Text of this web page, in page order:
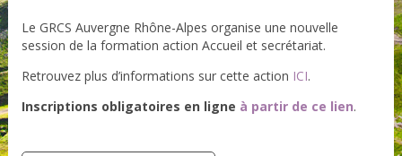
Le GRCS Auvergne Rhône-Alpes organise une nouvelle
session de la formation action Accueil et secrétariat.
Retrouvez plus d’informations sur cette action ICI.
Inscriptions obligatoires en ligne à partir de ce lien.